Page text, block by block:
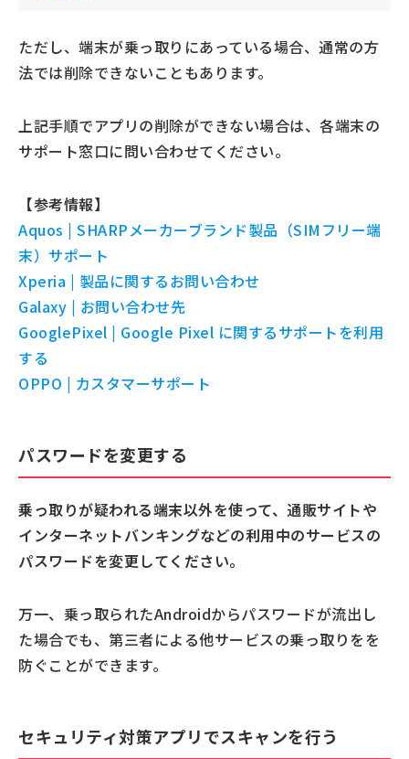
ただし、端末が乗っ取りにあっている場合、通常の方
法では削除できないこともあります。
上記手順でアプリの削除ができない場合は、各端末の
サポート窓口に問い合わせてください。
【参考情報】
Aquos | SHARPメーカーブランド製品（SIMフリー端
末）サポート
Xperia | 製品に関するお問い合わせ
Galaxy | お問い合わせ先
GooglePixel | Google Pixel に関するサポートを利用
する
OPPO | カスタマーサポート
パスワードを変更する
乗っ取りが疑われる端末以外を使って、通販サイトや
インターネットバンキングなどの利用中のサービスの
パスワードを変更してください。
万一、乗っ取られたAndroidからパスワードが流出し
た場合でも、第三者による他サービスの乗っ取りをを
防ぐことができます。
セキュリティ対策アプリでスキャンを行う